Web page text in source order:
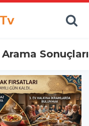
Sonuçları